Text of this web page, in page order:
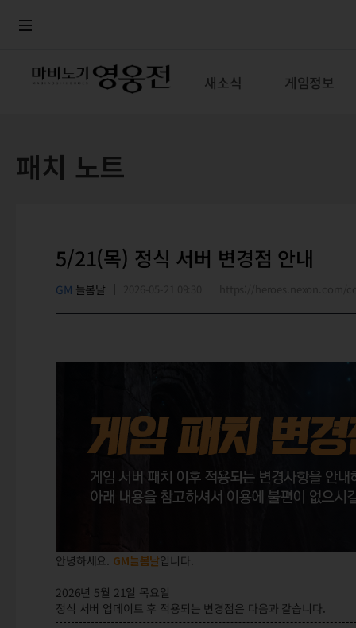
새소식 게임정보
패치 노트
5/21(목) 정식 서버 변경점 안내
GM 늘봄날
안녕하세요. GM늘봄날입니다.
2026년 5월 21일 목요일
정식 서버 업데이트 후 적용되는 변경점은 다음과 같습니다.